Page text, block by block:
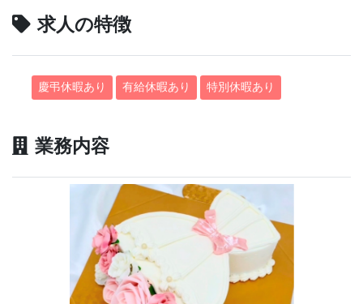
求人の特徴
慶弔休暇あり 有給休暇あり 特別休暇あり
業務内容